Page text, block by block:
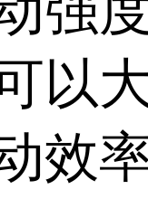
以
效